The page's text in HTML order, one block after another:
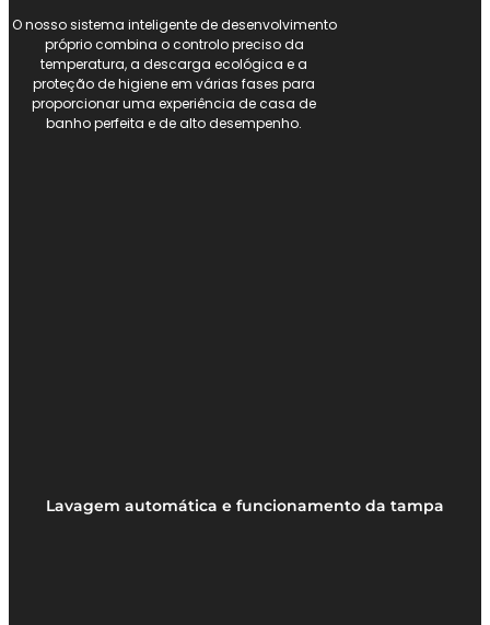
O nosso sistema inteligente de desenvolvimento
próprio combina o controlo preciso da
temperatura, a descarga ecológica e a
proteção de higiene em várias fases para
proporcionar uma experiência de casa de
banho perfeita e de alto desempenho.
Lavagem automática e funcionamento da tampa